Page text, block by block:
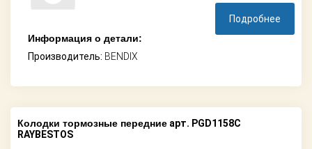
Информация о детали:
Производитель: BENDIX
Подробнее
Колодки тормозные передние арт. PGD1158C
RAYBESTOS